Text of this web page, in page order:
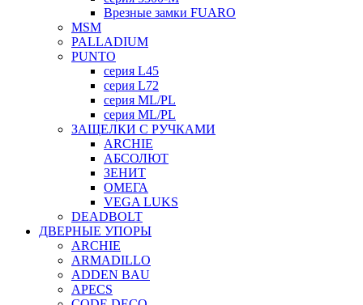
Врезные замки FUARO
MSM
PALLADIUM
PUNTO
серия L45
серия L72
серия ML/PL
серия ML/PL
ЗАЩЕЛКИ С РУЧКАМИ
ARCHIE
АБСОЛЮТ
ЗЕНИТ
ОМЕГА
VEGA LUKS
DEADBOLT
ДВЕРНЫЕ УПОРЫ
ARCHIE
ARMADILLO
ADDEN BAU
APECS